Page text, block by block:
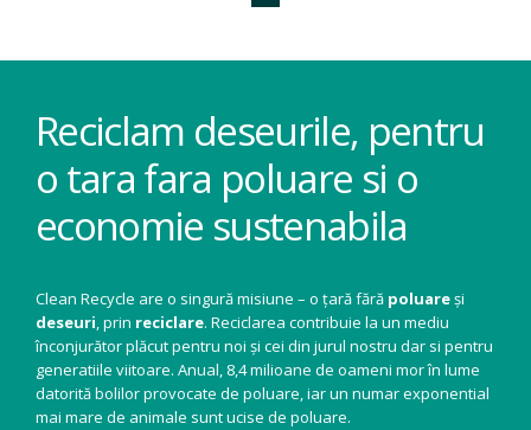
Reciclam deseurile, pentru
o tara fara poluare si o
economie sustenabila
Clean Recycle are o singură misiune – o țară fără poluareși
deseuri, prin reciclare. Reciclarea contribuie la un mediu
înconjurător plăcut pentru noi și cei din jurul nostru dar si pentru
generatiile viitoare. Anual, 8,4 milioane de oameni mor în lume
datorită bolilor provocate de poluare, iar un numar exponential
mai mare de animale sunt ucise de poluare.